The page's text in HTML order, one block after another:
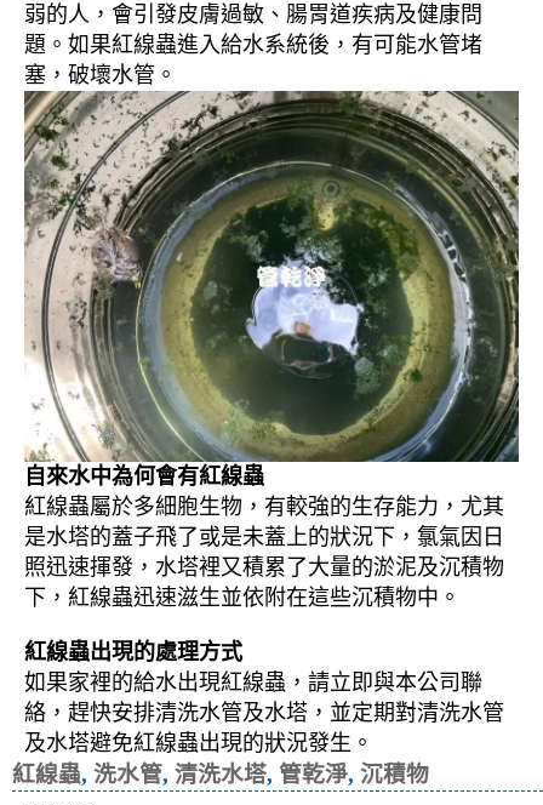
弱的人，會引發皮膚過敏、腸胃道疾病及健康問
題。如果紅線蟲進入給水系統後，有可能水管堵
塞，破壞水管。
自來水中為何會有紅線蟲
紅線蟲屬於多細胞生物，有較強的生存能力，尤其
是水塔的蓋子飛了或是未蓋上的狀況下，氯氣因日
照迅速揮發，水塔裡又積累了大量的淤泥及沉積物
下，紅線蟲迅速滋生並依附在這些沉積物中。
紅線蟲出現的處理方式
如果家裡的給水出現紅線蟲，請立即與本公司聯
絡，趕快安排清洗水管及水塔，並定期對清洗水管
及水塔避免紅線蟲出現的狀況發生。
紅線蟲, 洗水管, 清洗水塔, 管乾淨, 沉積物